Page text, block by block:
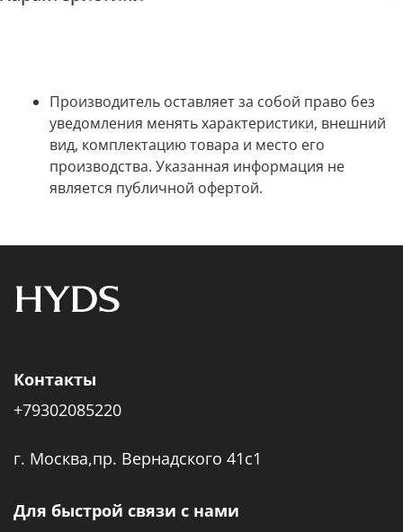
Производитель оставляет за собой право без
уведомления менять характеристики, внешний
вид, комплектацию товара и место его
производства. Указанная информация не
является публичной офертой.
Контакты
+79302085220
г. Москва,пр. Вернадского 41с1
Для быстрой связи с нами